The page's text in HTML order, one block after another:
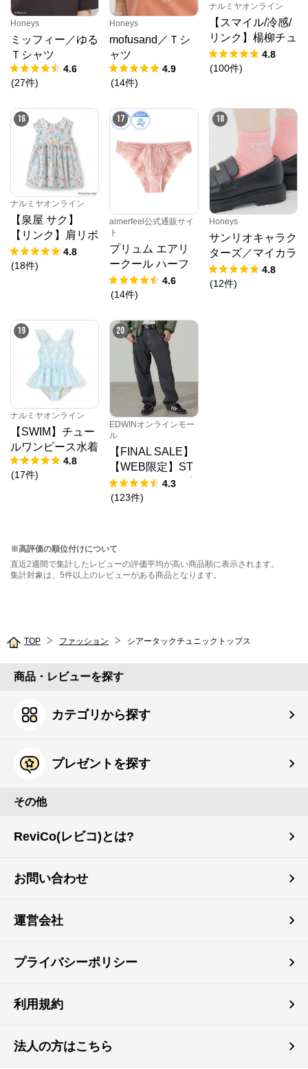
Honeys
ミッフィー／ゆる
Ｔシャツ
4.6
(27件)
Honeys
mofusand／Ｔシ
ャツ
4.9
(14件)
ナルミヤオンライン
【スマイル/冷感/
リンク】楊柳チュ
ニック
4.8
(100件)
16
ナルミヤオンライン
【泉屋 サク】
【リンク】肩リボ
ンフラワーキャッ
トワンピース
4.8
(18件)
17
aimerfeel公式通販サイ
ト
プリュム エアリ
ークール ハーフ
バックショーツ
4.6
(14件)
18
Honeys
サンリオキャラク
ターズ／マイカラ
ーソックス4.8
(12件)
19
ナルミヤオンライン
【SWIM】チュー
ルワンピース水着
4.8
(17件)
20
EDWINオンラインモー
ル
【FINAL SALE】
【WEB限定】ST
EPMARK ルーズ
ペインターパンツ
4.3
(123件)
※高評価の順位付けについて
直近2週間で集計したレビューの評価平均が高い商品順に表示されます。
集計対象は、5件以上のレビューがある商品となります。
TOP ファッション シアータックチュニックトップス
商品・レビューを探す
カテゴリから探す
プレゼントを探す
その他
ReviCo(レビコ)とは?
お問い合わせ
運営会社
プライバシーポリシー
利用規約
法人の方はこちら